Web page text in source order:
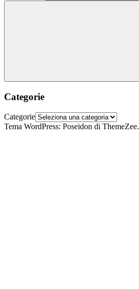
Categorie
Categorie
Tema WordPress: Poseidon di ThemeZee.